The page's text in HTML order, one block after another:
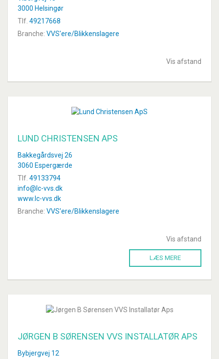
3000 Helsingør
Tlf. 49217668
Branche: VVS'ere/Blikkenslagere
Vis afstand
LUND CHRISTENSEN APS
Bakkegårdsvej 26
3060 Espergærde
Tlf. 49133794
info@lc-vvs.dk
www.lc-vvs.dk
Branche: VVS'ere/Blikkenslagere
Vis afstand
LÆS MERE
JØRGEN B SØRENSEN VVS INSTALLATØR APS
Bybjergvej 12